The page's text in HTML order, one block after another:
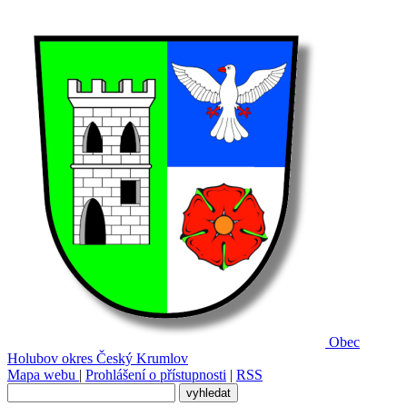
Obec
Holubov okres Český Krumlov
Mapa webu | Prohlášení o přístupnosti | RSS